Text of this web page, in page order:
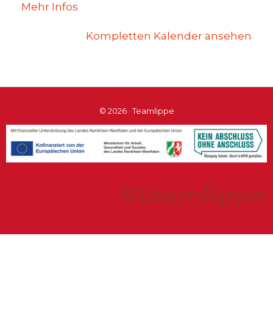
Mehr Infos
Kompletten Kalender ansehen
© 2026 · Teamlippe
#teamlippe